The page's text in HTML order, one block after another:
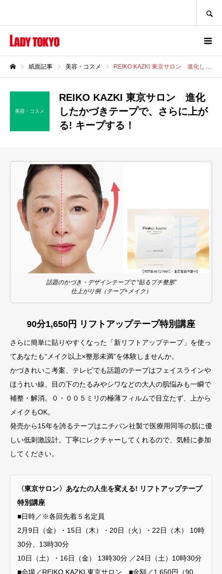
紙面記事 美容・コスメ REIKO KAZKI 東京サロン 進化したかづきテープで、さらに上がる! キープする！
美容・コスメ
REIKO KAZKI 東京サロン 進化
したかづきテープで、さらに上が
る! キープする！
話題のかづき・デザインテープで “貼るプチ整形”
仕上がり例（テープ+メイク）
90分1,650円 リフトアップテープ特別講座
さらに簡単に貼りやすくなった「新リフトアップテープ」を使っ
てあなたも“メイク以上×整形未満”を体験しませんか。
かづきれいこ考案、テレビでも話題のテープはフェイスラインや
ほうれい線、目の下のたるみやシワなどの大人の肌悩みも一瞬で
補整・解消。０・００５ミリの極薄フィルムで目立たず、上から
メイクもOK。
発売から15年を誇るテープはニチバン社製で医療用同等の肌に優
しい低刺激設計。丁寧にレクチャーしてくれるので、気軽に参加
してください。
〈東京サロン〉あなたの人生を変える! リフトアップテープ
特別講座
■日時／※各回先着５名定員
2月9日（金）・15日（木）・20日（火）・22日（木） 10時
30分、13時30分
10日（土）・16日（金） 13時30分 ／24日（土）10時30分
■会場／REIKO KAZKI 東京サロン ■金額／1,650円（90